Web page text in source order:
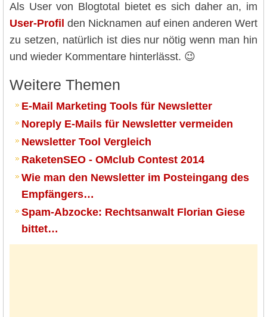
Als User von Blogtotal bietet es sich daher an, im
User-Profil den Nicknamen auf einen anderen Wert
zu setzen, natürlich ist dies nur nötig wenn man hin
und wieder Kommentare hinterlässt. 😉
Weitere Themen
E-Mail Marketing Tools für Newsletter
Noreply E-Mails für Newsletter vermeiden
Newsletter Tool Vergleich
RaketenSEO - OMclub Contest 2014
Wie man den Newsletter im Posteingang des
Empfängers…
Spam-Abzocke: Rechtsanwalt Florian Giese
bittet…